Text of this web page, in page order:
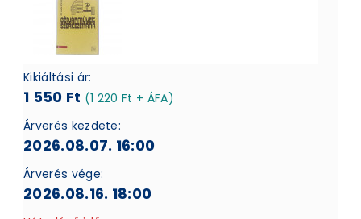
Kikiáltási ár:
1 550 Ft (1 220 Ft + ÁFA)
Árverés kezdete:
2026.08.07. 16:00
Árverés vége:
2026.08.16. 18:00